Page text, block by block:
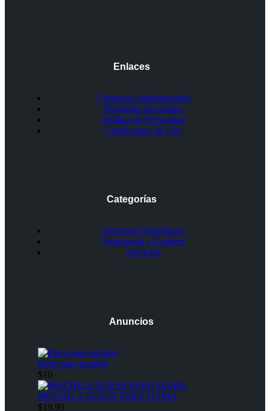
Enlaces
Contactar Administrador
Preguntas frecuentes
Política de Privacidad
Condiciones de Uso
Categorías
Servicios Domésticos
Tecnología y Gadgets
Servicios
Anuncios
Reloj para hombre
$10
MOCHILA GUESS PARA DAMA
$19.99